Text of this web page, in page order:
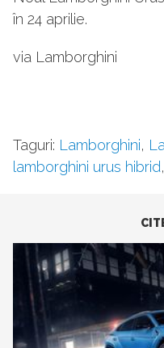
în 24 aprilie.
via Lamborghini
Taguri: Lamborghini,
lamborghini urus hibrid,